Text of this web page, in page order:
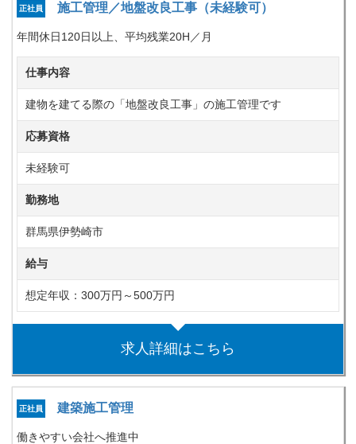
正社員 施工管理／地盤改良工事（未経験可）
年間休日120日以上、平均残業20H／月
仕事内容
建物を建てる際の「地盤改良工事」の施工管理です
応募資格
未経験可
勤務地
群馬県伊勢崎市
給与
想定年収：300万円～500万円
求人詳細はこちら
正社員 建築施工管理
働きやすい会社へ推進中